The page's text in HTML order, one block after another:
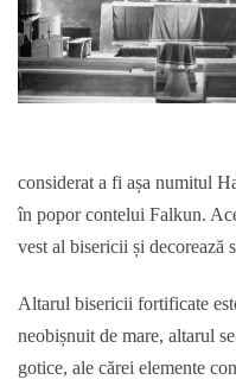
considerat a fi așa numitul
în popor contelui Falkun.
vest al bisericii și decorează
Altarul bisericii fortificate
neobișnuit de mare, altarul
gotice, ale cărei elemente